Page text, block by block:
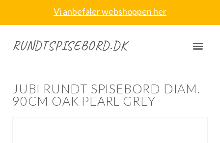
Vi anbefaler webshoppen her
RUNDTSPISEBORD.DK
JUBI RUNDT SPISEBORD DIAM.
90CM OAK PEARL GREY